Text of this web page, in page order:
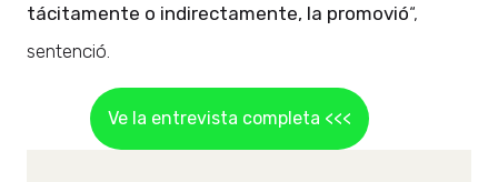
tácitamente o indirectamente, la promovió“,
sentenció.
Ve la entrevista completa <<<